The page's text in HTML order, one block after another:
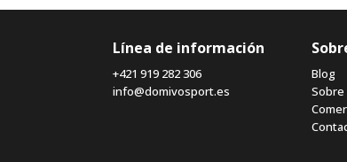
Línea de información
+421 919 282 306
info@domivosport.es
Blog